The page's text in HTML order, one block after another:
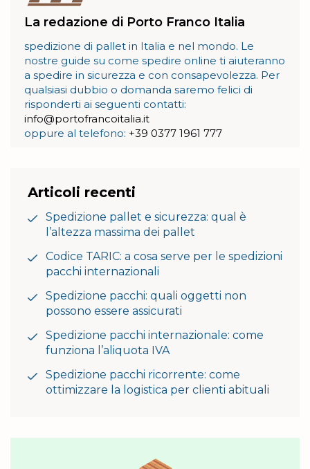
La redazione di Porto Franco Italia
spedizione di pallet in Italia e nel mondo. Le
nostre guide su come spedire online ti aiuteranno
a spedire in sicurezza e con consapevolezza. Per
qualsiasi dubbio o domanda saremo felici di
risponderti ai seguenti contatti:
info@portofrancoitalia.it
oppure al telefono: +39 0377 1961 777
Articoli recenti
Spedizione pallet e sicurezza: qual è
l’altezza massima dei pallet
Codice TARIC: a cosa serve per le spedizioni
pacchi internazionali
Spedizione pacchi: quali oggetti non
possono essere assicurati
Spedizione pacchi internazionale: come
funziona l’aliquota IVA
Spedizione pacchi ricorrente: come
ottimizzare la logistica per clienti abituali